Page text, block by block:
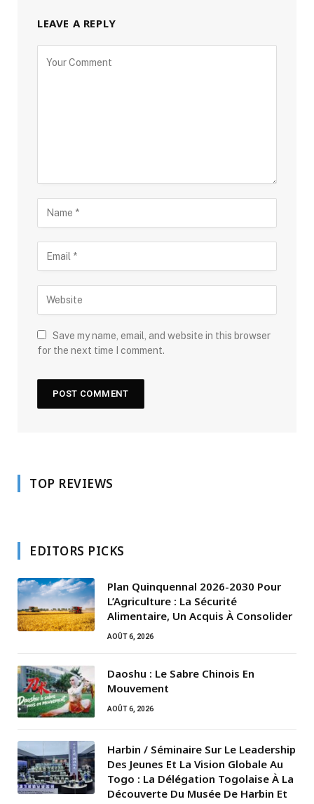
LEAVE A REPLY
Save my name, email, and website in this browser
for the next time I comment.
TOP REVIEWS
EDITORS PICKS
Plan Quinquennal 2026-2030 Pour
L’Agriculture : La Sécurité
Alimentaire, Un Acquis À Consolider
AOÛT 6, 2026
Daoshu : Le Sabre Chinois En
Mouvement
AOÛT 6, 2026
Harbin / Séminaire Sur Le Leadership
Des Jeunes Et La Vision Globale Au
Togo : La Délégation Togolaise À La
Découverte Du Musée De Harbin Et